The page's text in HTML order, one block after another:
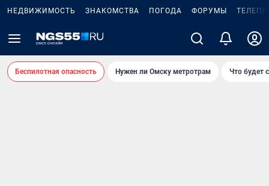
НЕДВИЖИМОСТЬ ЗНАКОМСТВА ПОГОДА ФОРУМЫ
Беспилотная опасность Нужен ли Омску метротрам Что будет